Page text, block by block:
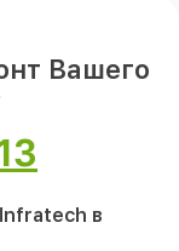
Вашего
в